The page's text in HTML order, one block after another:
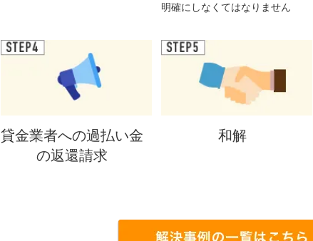
明確にしなくてはなりません
貸金業者への過払い金
の返還請求
和解